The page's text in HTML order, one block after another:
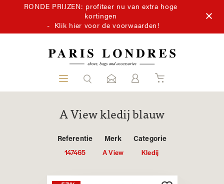
RONDE PRIJZEN: profiteer nu van extra hoge
kortingen
- Klik hier voor de voorwaarden!
A View kledij blauw
Referentie
147465
Merk
A View
Categorie
Kledij